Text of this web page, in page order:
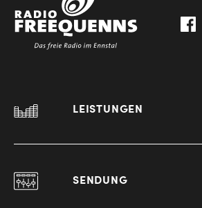
LEISTUNGEN
SENDUNG